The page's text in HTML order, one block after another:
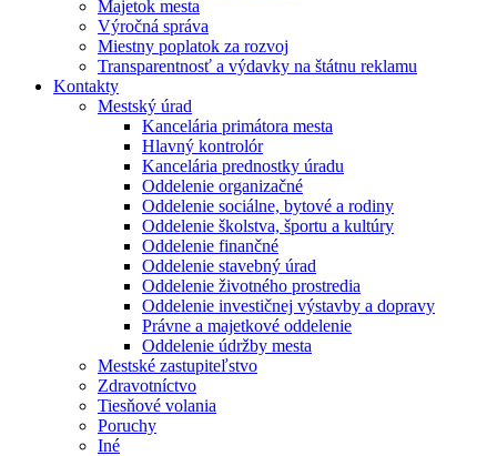
Majetok mesta
Výročná správa
Miestny poplatok za rozvoj
Transparentnosť a výdavky na štátnu reklamu
Kontakty
Mestský úrad
Kancelária primátora mesta
Hlavný kontrolór
Kancelária prednostky úradu
Oddelenie organizačné
Oddelenie sociálne, bytové a rodiny
Oddelenie školstva, športu a kultúry
Oddelenie finančné
Oddelenie stavebný úrad
Oddelenie životného prostredia
Oddelenie investičnej výstavby a dopravy
Právne a majetkové oddelenie
Oddelenie údržby mesta
Mestské zastupiteľstvo
Zdravotníctvo
Tiesňové volania
Poruchy
Iné